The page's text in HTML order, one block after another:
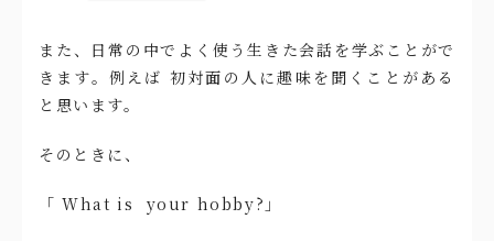
また、日常の中でよく使う生きた会話を学ぶことがで
きます。例えば 初対面の人に趣味を聞くことがある
と思います。
そのときに、
「 What is your hobby?」